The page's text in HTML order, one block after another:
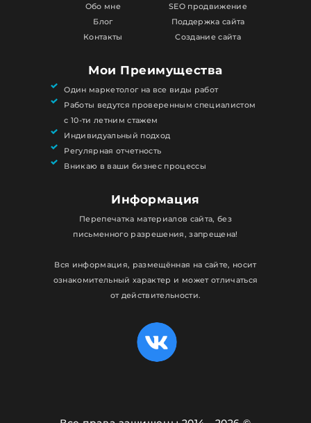
Обо мне
Блог
Контакты
SEO продвижение
Поддержка сайта
Создание сайта
Мои Преимущества
Один маркетолог на все виды работ
Работы ведутся проверенным специалистом
с 10-ти летним стажем
Индивидуальный подход
Регулярная отчетность
Вникаю в ваши бизнес процессы
Информация
Перепечатка материалов сайта, без
письменного разрешения, запрещена!
Вся информация, размещённая на сайте, носит
ознакомительный характер и может отличаться
от действительности.